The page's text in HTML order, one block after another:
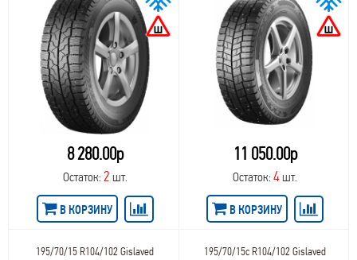
8 280.00р
Остаток: 2 шт.
В КОРЗИНУ
11 050.00р
Остаток:4шт.
В КОРЗИНУ
195/70/15 R104/102 Gislaved
195/70/15c R104/102 Gislaved